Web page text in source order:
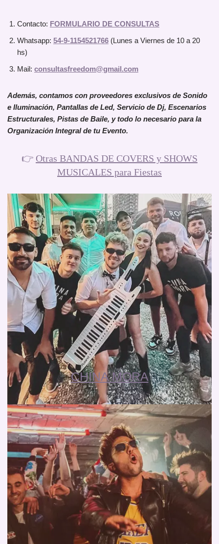
Contacto: FORMULARIO DE CONSULTAS
Whatsapp: 54-9-1154521766 (Lunes a Viernes de 10 a 20
hs)
Mail: consultasfreedom@gmail.com
Además, contamos con proveedores exclusivos de Sonido
e Iluminación, Pantallas de Led, Servicio de Dj, Escenarios
Estructurales, Pistas de Baile, y todo lo necesario para la
Organización Integral de tu Evento.
👉 Otras BANDAS DE COVERS y SHOWS
MUSICALES para Fiestas
CHINA MORA